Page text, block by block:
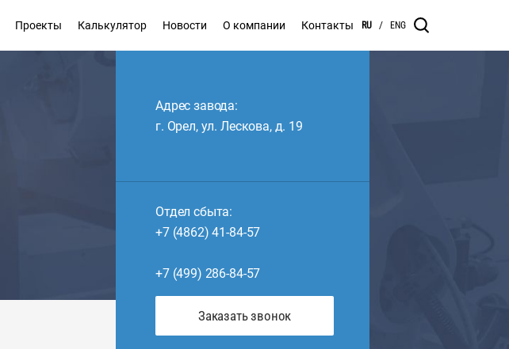
RU / ENG
Проекты Калькулятор Новости О компании Контакты
Адрес завода:
г. Орел, ул. Лескова, д. 19
Отдел сбыта:
+7 (4862) 41-84-57
+7 (499) 286-84-57
Заказать звонок